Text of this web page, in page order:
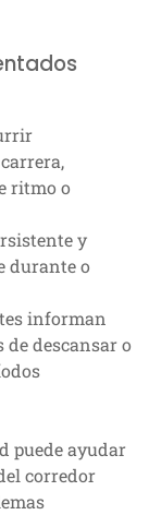
ritmo o
y
durante o
informan
descansar o
puede ayudar
corredor